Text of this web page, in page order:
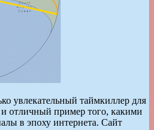
увлекательный таймкиллер для
отличный пример того, какими
в эпоху интернета. Сайт